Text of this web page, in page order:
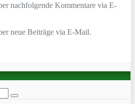
nachfolgende Kommentare via E-
neue Beiträge via E-Mail.